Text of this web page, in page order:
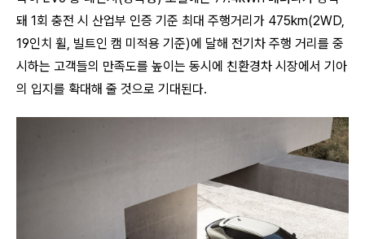
돼 1회 충전 시 산업부 인증 기준 최대 주행거리가 475km(2WD,
19인치 휠, 빌트인 캠 미적용 기준)에 달해 전기차 주행 거리를 중
시하는 고객들의 만족도를 높이는 동시에 친환경차 시장에서 기아
의 입지를 확대해 줄 것으로 기대된다.